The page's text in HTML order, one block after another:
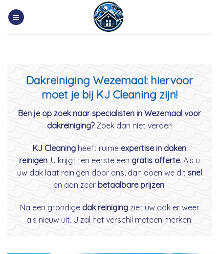
Dakreiniging Wezemaal: hiervoor
moet je bij KJ Cleaning zijn!
Ben je op zoek naar specialisten in Wezemaal voor
dakreiniging?Zoek dan niet verder!
KJ Cleaning heeft ruime expertise in daken
reinigen. U krijgt ten eerste een gratis offerte. Als u
uw dak laat reinigen door ons, dan doen we dit snel
en aan zeer betaalbare prijzen!
Na een grondige dak reinigingziet uw dak er weer
als nieuw uit. U zal het verschil meteen merken.